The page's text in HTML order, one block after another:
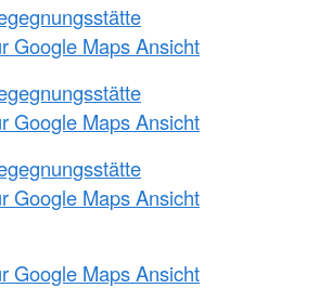
Google Maps Ansicht
Google Maps Ansicht
Google Maps Ansicht
Google Maps Ansicht